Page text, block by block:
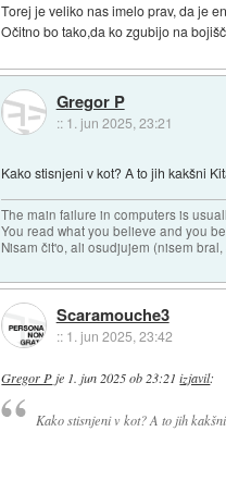
Torej je veliko nas imelo prav, da je
Očitno bo tako,da ko zgubijo na
Gregor P
:: 1. jun 2025, 23:21
Kako stisnjeni v kot? A to jih kakšni
The main failure in computers is
You read what you believe and you
Nisam čit'o, ali osudjujem (nisem
Scaramouche3
:: 1. jun 2025, 23:42
Gregor P je 1. jun 2025 ob 23:21 izjavil:
Kako stisnjeni v kot? A to jih